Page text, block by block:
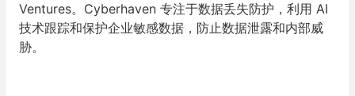
Ventures。Cyberhaven 专注于数据丢失防护，利用 AI
技术跟踪和保护企业敏感数据，防止数据泄露和内部威
胁。